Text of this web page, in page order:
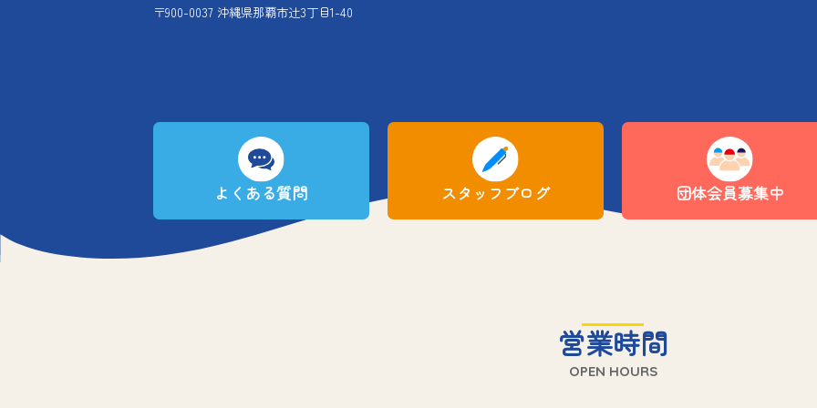
〒900-0037 沖縄県那覇市辻3丁目1-40
よくある質問 スタッフブログ 団体会員募集中
営業時間
OPEN HOURS